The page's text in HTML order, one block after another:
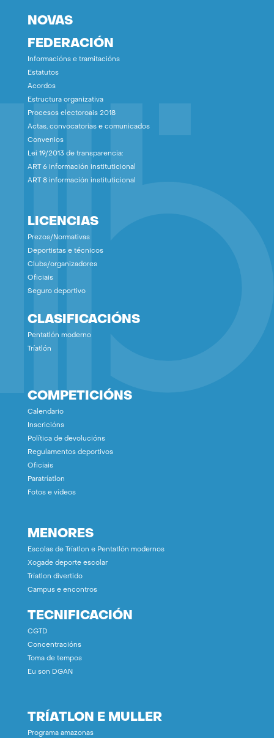
NOVAS
FEDERACIÓN
Informacións e tramitacións
Estatutos
Acordos
Estructura organizativa
Procesos electoroais 2018
Actas, convocatorias e comunicados
Convenios
Lei 19/2013 de transparencia:
ART 6 información instituticional
ART 8 información instituticional
LICENCIAS
Prezos/Normativas
Deportistas e técnicos
Clubs/organizadores
Oficiais
Seguro deportivo
CLASIFICACIÓNS
Pentatlón moderno
Tríatlón
COMPETICIÓNS
Calendario
Inscricións
Política de devolucións
Regulamentos deportivos
Oficiais
Paratríatlon
Fotos e vídeos
MENORES
Escolas de Tríatlon e Pentatlón modernos
Xogade deporte escolar
Tríatlon divertido
Campus e encontros
TECNIFICACIÓN
CGTD
Concentracións
Toma de tempos
Eu son DGAN
TRÍATLON E MULLER
Programa amazonas